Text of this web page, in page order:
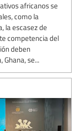
africanos se
como la
la escasez de
competencia del
deben
Ghana, se...